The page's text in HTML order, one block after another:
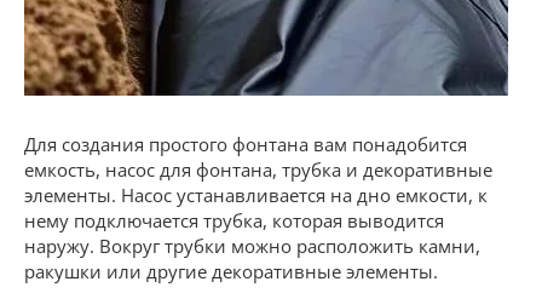
Для создания простого фонтана вам понадобится
емкость, насос для фонтана, трубка и декоративные
элементы. Насос устанавливается на дно емкости, к
нему подключается трубка, которая выводится
наружу. Вокруг трубки можно расположить камни,
ракушки или другие декоративные элементы.